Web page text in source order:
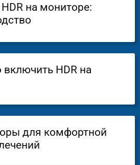
на мониторе:
HDR на
для комфортной